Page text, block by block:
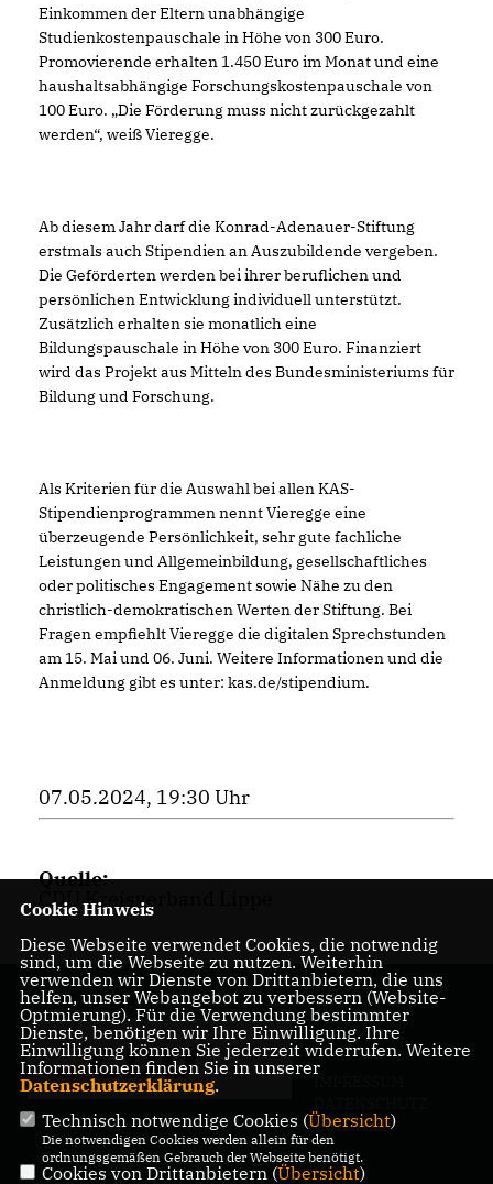
Einkommen der Eltern unabhängige
Studienkostenpauschale in Höhe von 300 Euro.
Promovierende erhalten 1.450 Euro im Monat und eine
haushaltsabhängige Forschungskostenpauschale von
100 Euro. „Die Förderung muss nicht zurückgezahlt
werden“, weiß Vieregge.
Ab diesem Jahr darf die Konrad-Adenauer-Stiftung
erstmals auch Stipendien an Auszubildende vergeben.
Die Geförderten werden bei ihrer beruflichen und
persönlichen Entwicklung individuell unterstützt.
Zusätzlich erhalten sie monatlich eine
Bildungspauschale in Höhe von 300 Euro. Finanziert
wird das Projekt aus Mitteln des Bundesministeriums für
Bildung und Forschung.
Als Kriterien für die Auswahl bei allen KAS-
Stipendienprogrammen nennt Vieregge eine
überzeugende Persönlichkeit, sehr gute fachliche
Leistungen und Allgemeinbildung, gesellschaftliches
oder politisches Engagement sowie Nähe zu den
christlich-demokratischen Werten der Stiftung. Bei
Fragen empfiehlt Vieregge die digitalen Sprechstunden
am 15. Mai und 06. Juni. Weitere Informationen und die
Anmeldung gibt es unter: kas.de/stipendium.
07.05.2024, 19:30 Uhr
Quelle:
CDU Kreisverband Lippe
KONTAKT
Cookie Hinweis
Diese Webseite verwendet Cookies, die notwendig
sind, um die Webseite zu nutzen. Weiterhin
verwenden wir Dienste von Drittanbietern, die uns
helfen, unser Webangebot zu verbessern (Website-
Optmierung). Für die Verwendung bestimmter
Dienste, benötigen wir Ihre Einwilligung. Ihre
Einwilligung können Sie jederzeit widerrufen. Weitere
Informationen finden Sie in unserer
Datenschutzerklärung.
Technisch notwendige Cookies (Übersicht)
Die notwendigen Cookies werden allein für den
ordnungsgemäßen Gebrauch der Webseite benötigt.
Cookies von Drittanbietern (Übersicht)